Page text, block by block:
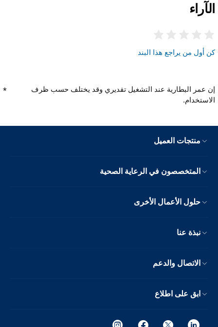
الآراء
كن أول من يراجع هذا البند
إن عمر البطارية عند التشغيل تقديري وقد يختلف حسب ظرف
الاستخدام.
منتجات العميل
المتخصصون في الرعاية الصحية
حلول الأعمال الأخرى
نبذة عنا
الاتصال والدعم
ابق على اطلاع